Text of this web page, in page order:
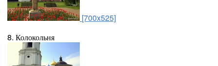
[700x525]
8. Колокольня